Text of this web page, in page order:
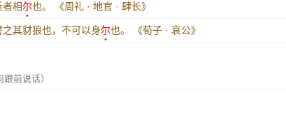
相尔也。 《周礼 · 地官 · 肆长》
其豺狼也，不可以身尔也。 《荀子 · 哀公》
前说话）